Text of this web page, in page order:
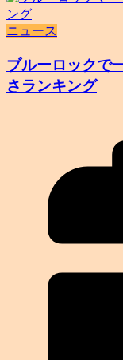
ニュース
ブルーロックで
さランキング